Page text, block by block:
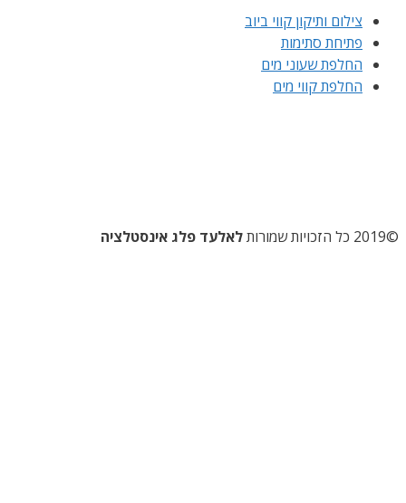
צילום ותיקון קווי ביוב
פתיחת סתימות
החלפת שעוני מים
החלפת קווי מים
©2019 כל הזכויות שמורות
לאלעד פלג אינסטלציה